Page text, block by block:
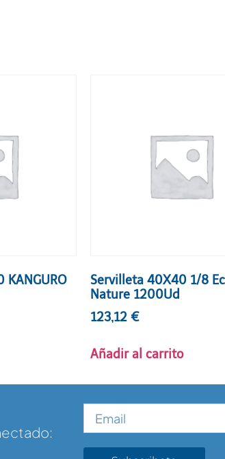
KANGURO
Servilleta 40X40 1/8
Nature 1200Ud
123,12 €
Añadir al carrito